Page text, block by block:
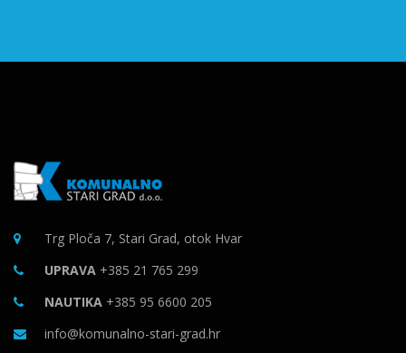
Trg Ploča 7, Stari Grad, otok Hvar
UPRAVA +385 21 765 299
NAUTIKA +385 95 6600 205
info@komunalno-stari-grad.hr